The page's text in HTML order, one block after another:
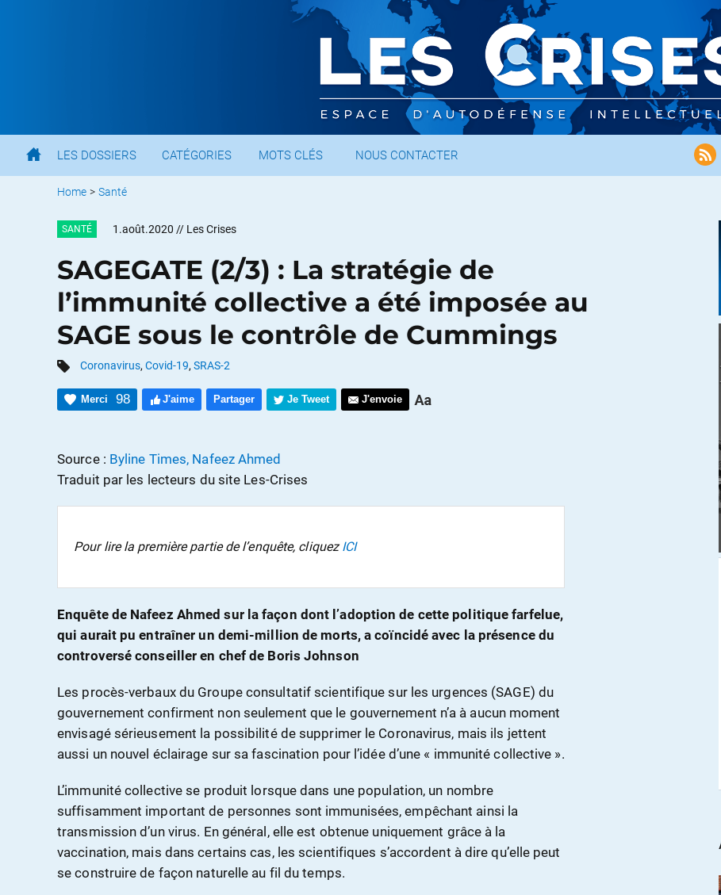
LES DOSSIERS CATÉGORIES MOTS CLÉS NOUS CONTACTER
Home > Santé
SANTÉ 1.août.2020 // Les Crises
SAGEGATE (2/3) : La stratégie de
l’immunité collective a été imposée au
SAGE sous le contrôle de Cummings
Coronavirus, Covid-19, SRAS-2
Merci 98 J'aime Partager Je Tweet J'envoie
Source : Byline Times, Nafeez Ahmed
Traduit par les lecteurs du site Les-Crises
Pour lire la première partie de l’enquête, cliquez ICI
Enquête de Nafeez Ahmed sur la façon dont l’adoption de cette politique farfelue,
qui aurait pu entraîner un demi-million de morts, a coïncidé avec la présence du
controversé conseiller en chef de Boris Johnson
Les procès-verbaux du Groupe consultatif scientifique sur les urgences (SAGE) du
gouvernement confirment non seulement que le gouvernement n’a à aucun moment
envisagé sérieusement la possibilité de supprimer le Coronavirus, mais ils jettent
aussi un nouvel éclairage sur sa fascination pour l’idée d’une « immunité collective ».
L’immunité collective se produit lorsque dans une population, un nombre
suffisamment important de personnes sont immunisées, empêchant ainsi la
transmission d’un virus. En général, elle est obtenue uniquement grâce à la
vaccination, mais dans certains cas, les scientifiques s’accordent à dire qu’elle peut
se construire de façon naturelle au fil du temps.